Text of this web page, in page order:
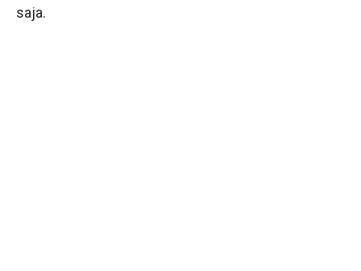
saja.